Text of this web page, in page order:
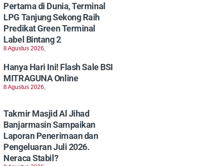
Pertama di Dunia, Terminal
LPG Tanjung Sekong Raih
Predikat Green Terminal
Label Bintang 2
8 Agustus 2026,
Hanya Hari Ini! Flash Sale BSI
MITRAGUNA Online
8 Agustus 2026,
Takmir Masjid Al Jihad
Banjarmasin Sampaikan
Laporan Penerimaan dan
Pengeluaran Juli 2026.
Neraca Stabil?